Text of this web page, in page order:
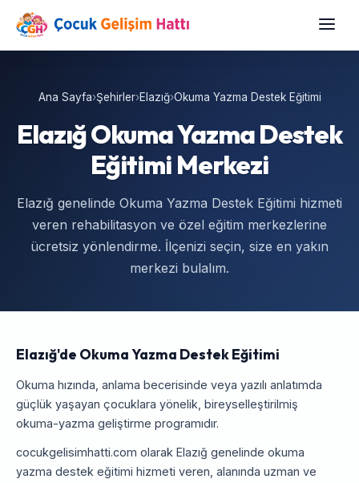
Ana Sayfa›Şehirler›Elazığ›Okuma Yazma Destek Eğitimi
Elazığ Okuma Yazma Destek
Eğitimi Merkezi
Elazığ genelinde Okuma Yazma Destek Eğitimi hizmeti
veren rehabilitasyon ve özel eğitim merkezlerine
ücretsiz yönlendirme. İlçenizi seçin, size en yakın
merkezi bulalım.
Elazığ'de Okuma Yazma Destek Eğitimi
Okuma hızında, anlama becerisinde veya yazılı anlatımda
güçlük yaşayan çocuklara yönelik, bireyselleştirilmiş
okuma-yazma geliştirme programıdır.
cocukgelisimhatti.com olarak Elazığ genelinde okuma
yazma destek eğitimi hizmeti veren, alanında uzman ve